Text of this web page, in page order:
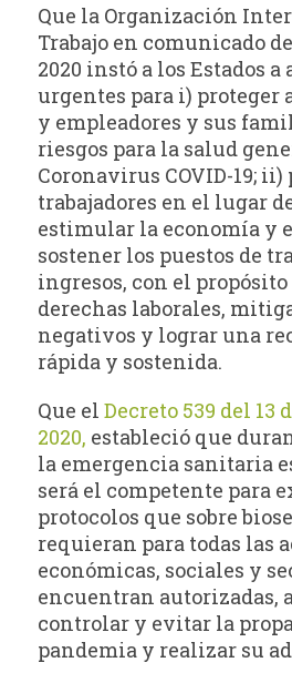
Que la Organización
Trabajo en comunicado
2020 instó a los Estados
urgentes para i) proteger
y empleadores y sus
riesgos para la salud
Coronavirus COVID-19; ii)
trabajadores en el lugar
estimular la economía y
sostener los puestos de
ingresos, con el
derechas laborales,
negativos y lograr una
rápida y sostenida.
Que elDecreto 539 del 13
2020, estableció que
la emergencia sanitaria
será el competente para
protocolos que sobre
requieran para todas las
económicas, sociales y
encuentran autorizadas,
controlar y evitar la
pandemia y realizar su